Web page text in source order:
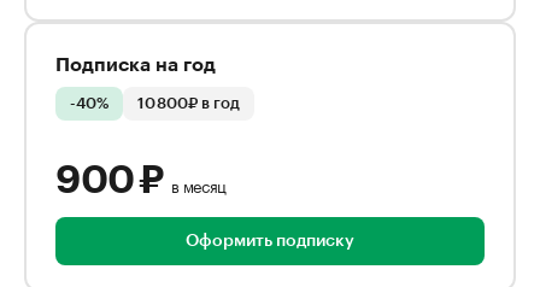
Подписка на год
-40% 10 800₽ в год
900 ₽ в месяц
Оформить подписку